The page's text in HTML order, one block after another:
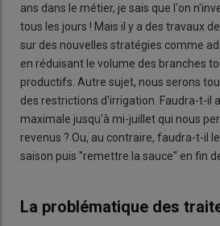
ans dans le métier, je sais que l'on
tous les jours ! Mais il y a des travaux
sur des nouvelles stratégies comme
en réduisant le volume des branches
productifs. Autre sujet, nous serons
des restrictions d'irrigation. Faudra-t-il
maximale jusqu'à mi-juillet qui nous
revenus ? Ou, au contraire, faudra-t-il
saison puis ''remettre la sauce'' en fin
La problématique des